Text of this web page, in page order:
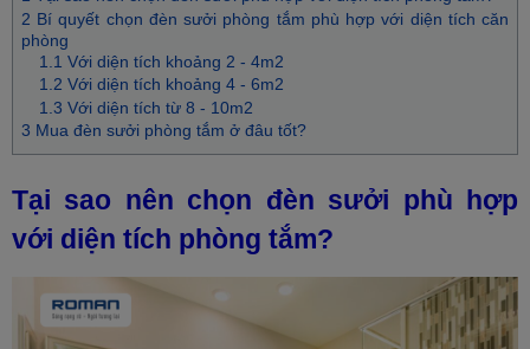
2 Bí quyết chọn đèn sưởi phòng tắm phù hợp với diện tích căn
phòng
1.1 Với diện tích khoảng 2 - 4m2
1.2 Với diện tích khoảng 4 - 6m2
1.3 Với diện tích từ 8 - 10m2
3 Mua đèn sưởi phòng tắm ở đâu tốt?
Tại sao nên chọn đèn sưởi phù hợp
với diện tích phòng tắm?